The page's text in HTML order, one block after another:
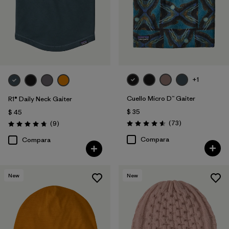
R1® Daily Neck Gaiter
$ 45
Valoración: 4.8 / 5
(9Comentarios
)
Compara
+1
Cuello Micro D™ Gaiter
$ 35
Valoración: 4.6 / 5
(73Comentarios
)
Compara
New New